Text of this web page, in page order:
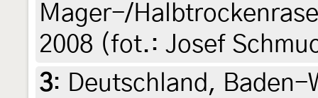
Mager-/
2008 (fot.: Josef
3: Deutschland,